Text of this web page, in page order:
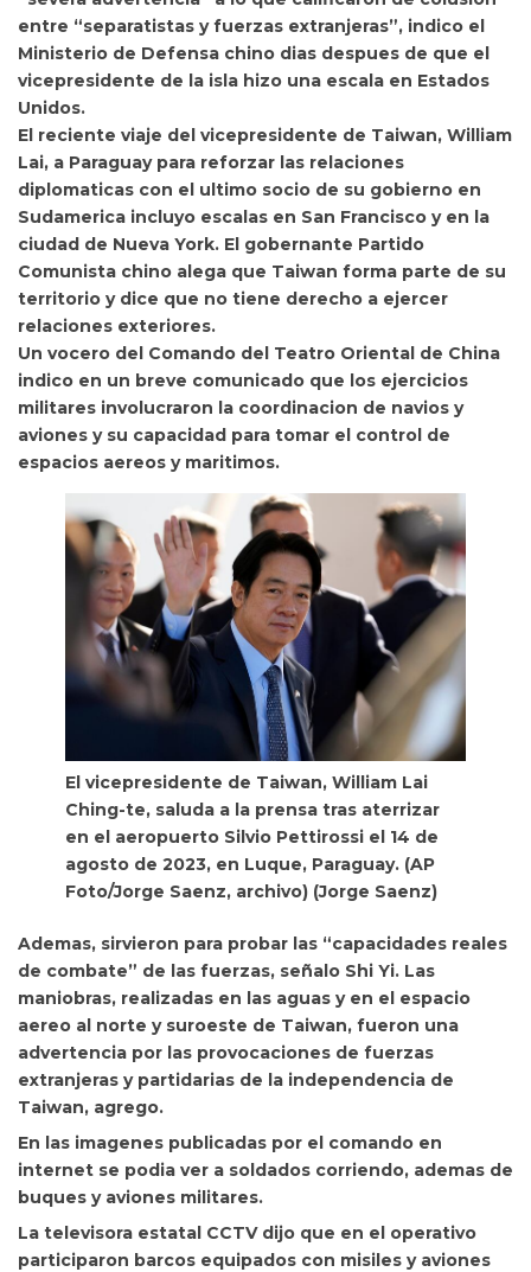
entre “separatistas y fuerzas extranjeras”, indico el
Ministerio de Defensa chino dias despues de que el
vicepresidente de la isla hizo una escala en Estados
Unidos.
El reciente viaje del vicepresidente de Taiwan, William
Lai, a Paraguay para reforzar las relaciones
diplomaticas con el ultimo socio de su gobierno en
Sudamerica incluyo escalas en San Francisco y en la
ciudad de Nueva York. El gobernante Partido
Comunista chino alega que Taiwan forma parte de su
territorio y dice que no tiene derecho a ejercer
relaciones exteriores.
Un vocero del Comando del Teatro Oriental de China
indico en un breve comunicado que los ejercicios
militares involucraron la coordinacion de navios y
aviones y su capacidad para tomar el control de
espacios aereos y maritimos.
El vicepresidente de Taiwan, William Lai
Ching-te, saluda a la prensa tras aterrizar
en el aeropuerto Silvio Pettirossi el 14 de
agosto de 2023, en Luque, Paraguay. (AP
Foto/Jorge Saenz, archivo) (Jorge Saenz)
Ademas, sirvieron para probar las “capacidades reales
de combate” de las fuerzas, señalo Shi Yi. Las
maniobras, realizadas en las aguas y en el espacio
aereo al norte y suroeste de Taiwan, fueron una
advertencia por las provocaciones de fuerzas
extranjeras y partidarias de la independencia de
Taiwan, agrego.
En las imagenes publicadas por el comando en
internet se podia ver a soldados corriendo, ademas de
buques y aviones militares.
La televisora estatal CCTV dijo que en el operativo
participaron barcos equipados con misiles y aviones